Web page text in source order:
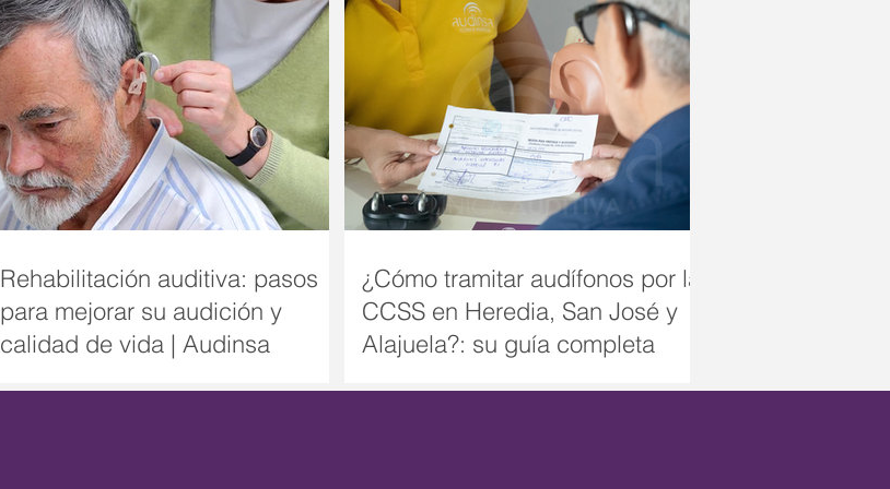
Rehabilitación auditiva: pasos
para mejorar su audición y
calidad de vida | Audinsa
¿Cómo tramitar audífonos por la
CCSS en Heredia, San José y
Alajuela?: su guía completa